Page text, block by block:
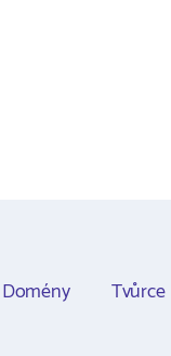
Domény Tvůrce